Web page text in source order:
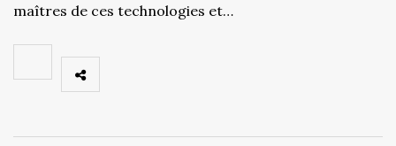
maîtres de ces technologies et…